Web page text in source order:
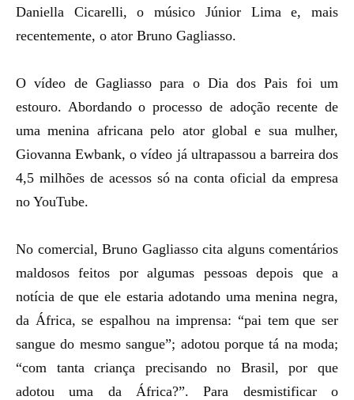
Daniella Cicarelli, o músico Júnior Lima e, mais
recentemente, o ator Bruno Gagliasso.
O vídeo de Gagliasso para o Dia dos Pais foi um
estouro. Abordando o processo de adoção recente de
uma menina africana pelo ator global e sua mulher,
Giovanna Ewbank, o vídeo já ultrapassou a barreira dos
4,5 milhões de acessos só na conta oficial da empresa
no YouTube.
No comercial, Bruno Gagliasso cita alguns comentários
maldosos feitos por algumas pessoas depois que a
notícia de que ele estaria adotando uma menina negra,
da África, se espalhou na imprensa: “pai tem que ser
sangue do mesmo sangue”; adotou porque tá na moda;
“com tanta criança precisando no Brasil, por que
adotou uma da África?”.Para desmistificar o